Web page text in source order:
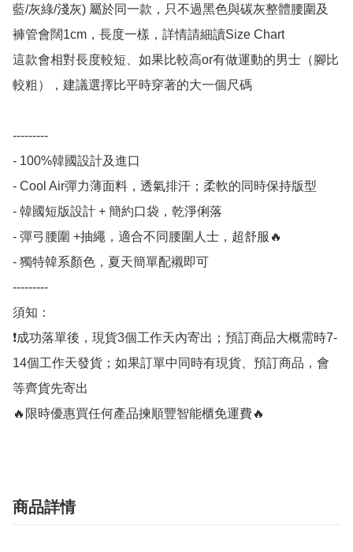
藍/灰綠/淺灰) 屬於同一款，只不過黑色與碳灰整體腰圍及
褲管會闊1cm，長度一樣，詳情請細讀Size Chart
這款會相對長度較短、如果比較高or有做運動的男士（腳比
較粗），建議選擇比平時穿著的大一個尺碼
---------
- 100%韓國設計及進口
- Cool Air彈力薄面料，透氣排汗；柔軟的同時保持版型
- 韓國短版設計 + 簡約口袋，乾淨俐落
- 彈弓腰圍 +抽繩，適合不同腰圍人士，超舒服🔥
- 獨特韓系顏色，夏天簡單配襯即可
---------
須知：
❗️成功落單後，現貨3個工作天內寄出；預訂商品大概需時7-
14個工作天發貨；如果訂單中同時有現貨、預訂商品，會
等齊貨先寄出
🔥限時優惠買任何產品揀順豐智能櫃免運費🔥
商品詳情